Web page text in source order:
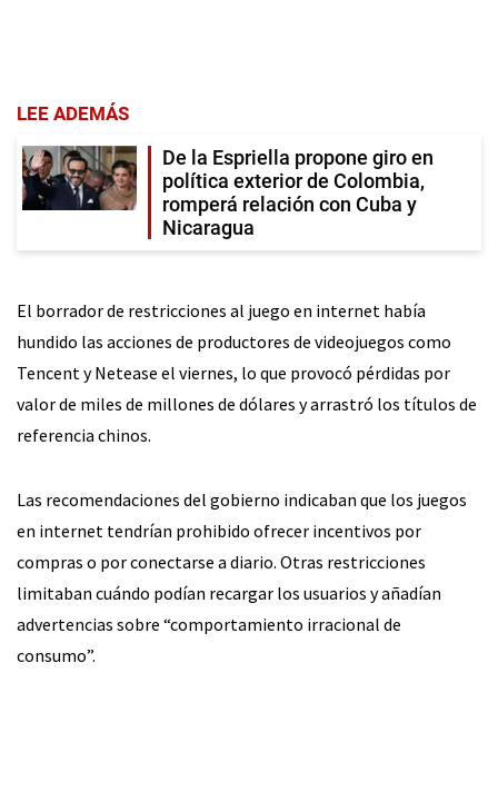
LEE ADEMÁS
De la Espriella propone giro en
política exterior de Colombia,
romperá relación con Cuba y
Nicaragua
El borrador de restricciones al juego en internet había
hundido las acciones de productores de videojuegos como
Tencent y Netease el viernes, lo que provocó pérdidas por
valor de miles de millones de dólares y arrastró los títulos de
referencia chinos.
Las recomendaciones del gobierno indicaban que los juegos
en internet tendrían prohibido ofrecer incentivos por
compras o por conectarse a diario. Otras restricciones
limitaban cuándo podían recargar los usuarios y añadían
advertencias sobre “comportamiento irracional de
consumo”.